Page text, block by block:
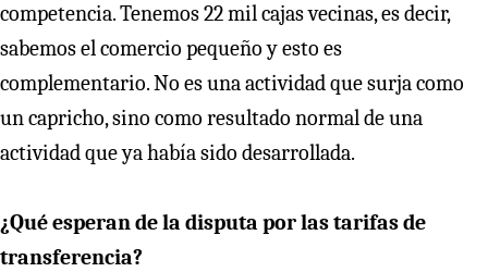
competencia. Tenemos 22 mil cajas vecinas, es decir,
sabemos el comercio pequeño y esto es
complementario. No es una actividad que surja como
un capricho, sino como resultado normal de una
actividad que ya había sido desarrollada.
¿Qué esperan de la disputa por las tarifas de
transferencia?